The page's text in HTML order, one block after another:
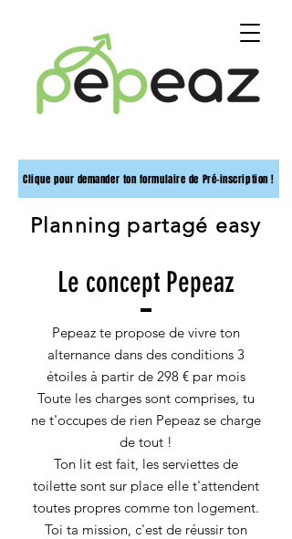
Planning partagé easy
Clique pour demander ton formulaire de Pré-inscription !
Le concept Pepeaz
Pepeaz te propose de vivre ton
alternance dans des conditions 3
étoiles à partir de 298 € par mois
Toute les charges sont comprises, tu
ne t'occupes de rien Pepeaz se charge
de tout !
Ton lit est fait, les serviettes de
toilette sont sur place elle t'attendent
toutes propres comme ton logement.
Toi ta mission, c'est de réussir ton